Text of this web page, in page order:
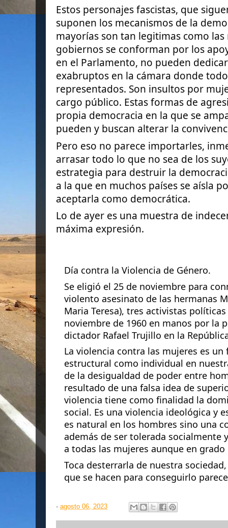
Estos personajes fascistas, que
suponen los mecanismos de la
mayorías son tan legitimas como
gobiernos se conforman por los
en el Parlamento, no pueden
exabruptos en la cámara donde
representados. Son insultos por
cargo público. Estas formas de
propia democracia en la que se
pueden y buscan alterar la
Pero eso no parece importarles,
arrasar todo lo que no sea de los
estrategia para destruir la
a la que en muchos países se aísla
aceptarla como democrática.
Lo de ayer es una muestra de
máxima expresión.
Día contra la Violencia de Género.
Se eligió el 25 de noviembre para
violento asesinato de las hermanas
Maria Teresa), tres activistas
noviembre de 1960 en manos por la
dictador Rafael Trujillo en la
La violencia contra las mujeres es
estructural como individual en
de la desigualdad de poder entre
resultado de una falsa idea de
violencia tiene como finalidad la
social. Es una violencia ideológica y
es natural en los hombres sino una
además de ser tolerada socialmente
a todas las mujeres aunque en
Toca desterrarla de nuestra
que se hacen para conseguirlo
- agosto 06, 2023